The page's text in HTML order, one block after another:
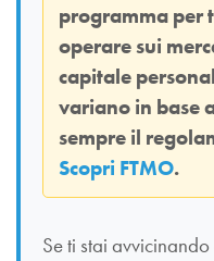
programma per
operare sui
capitale
variano in base
sempre il
Scopri FTMO.
Se ti stai